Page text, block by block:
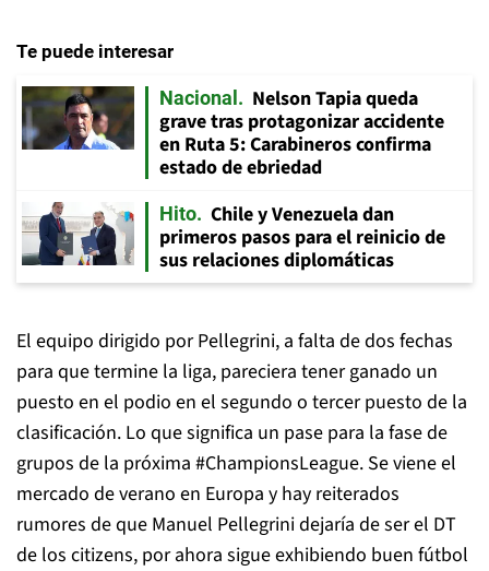
Te puede interesar
Nacional
Nelson Tapia queda
grave tras protagonizar accidente
en Ruta 5: Carabineros confirma
estado de ebriedad
Hito
Chile y Venezuela dan
primeros pasos para el reinicio de
sus relaciones diplomáticas
El equipo dirigido por Pellegrini, a falta de dos fechas
para que termine la liga, pareciera tener ganado un
puesto en el podio en el segundo o tercer puesto de la
clasificación. Lo que significa un pase para la fase de
grupos de la próxima #ChampionsLeague. Se viene el
mercado de verano en Europa y hay reiterados
rumores de que Manuel Pellegrini dejaría de ser el DT
de los citizens, por ahora sigue exhibiendo buen fútbol